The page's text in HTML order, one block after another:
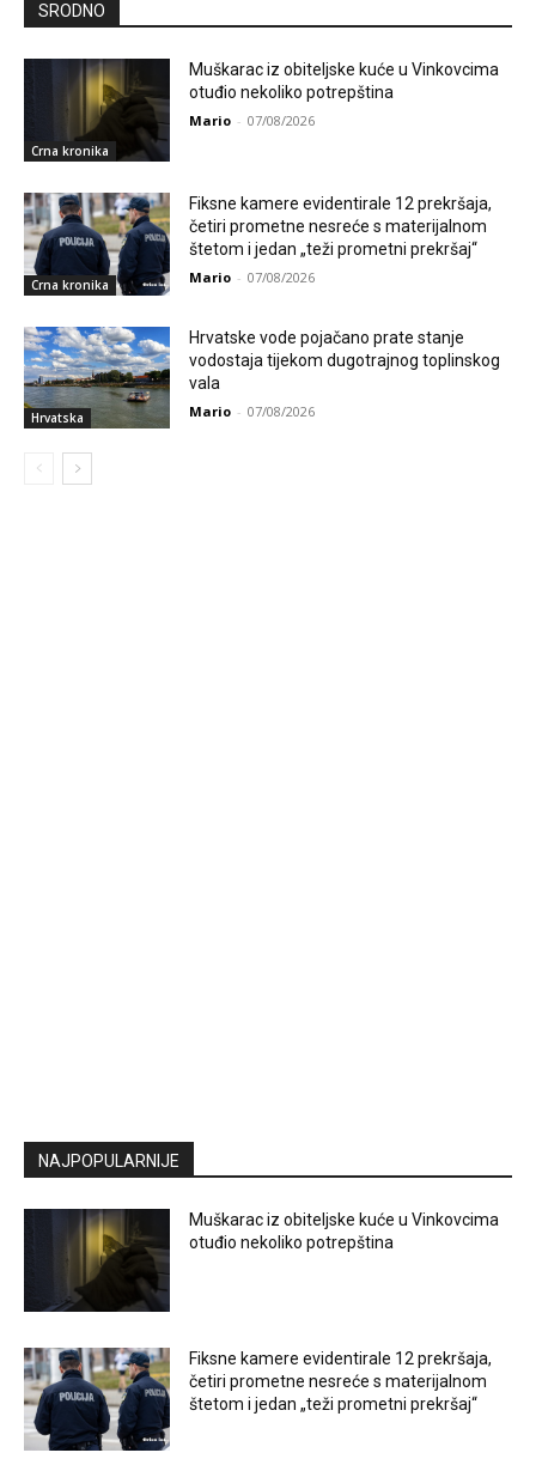
SRODNO
Crna kronika
Muškarac iz obiteljske kuće u Vinkovcima
otuđio nekoliko potrepština
Mario - 07/08/2026
Crna kronika
Fiksne kamere evidentirale 12 prekršaja,
četiri prometne nesreće s materijalnom
štetom i jedan „teži prometni prekršaj“
Mario - 07/08/2026
Hrvatska
Hrvatske vode pojačano prate stanje
vodostaja tijekom dugotrajnog toplinskog
vala
Mario - 07/08/2026
NAJPOPULARNIJE
Muškarac iz obiteljske kuće u Vinkovcima
otuđio nekoliko potrepština
Fiksne kamere evidentirale 12 prekršaja,
četiri prometne nesreće s materijalnom
štetom i jedan „teži prometni prekršaj“